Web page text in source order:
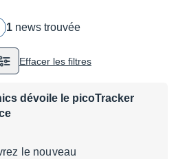
1 news trouvée
Effacer les filtres
dévoile le picoTracker
le nouveau